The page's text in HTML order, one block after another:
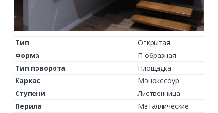
Ваше имя*
Комментарий к заказу
Тип
Открытая
Форма
П-образная
Тип поворота
Площадка
Каркас
Монокосоур
Ступени
Лиственница
Перила
Металлические